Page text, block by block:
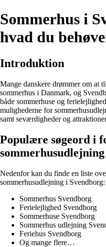
Sommerhus i
hvad du
Introduktion
Mange danskere drømmer om at
sommerhus i Danmark, og
både sommerhuse og
mulighederne for
samt seværdigheder og
Populære søgeord i
Nedenfor kan du finde en liste
sommerhusudlejning i Svendborg:
Sommerhus Svendborg
Ferielejlighed Svendborg
Sommerhuse Svendborg
Sommerhus udlejning
Feriehus Svendborg
Og mange flere…